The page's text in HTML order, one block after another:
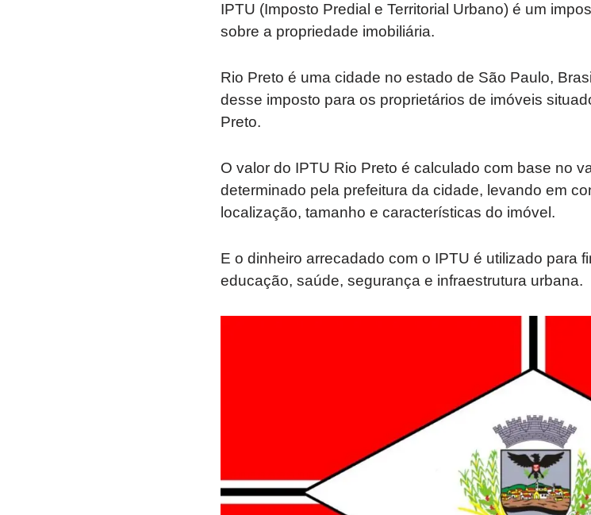
IPTU (Imposto Predial e Territorial Urbano) é um
sobre a propriedade imobiliária.
Rio Preto é uma cidade no estado de São Paulo,
desse imposto para os proprietários de imóveis
Preto.
O valor do IPTU Rio Preto é calculado com base no
determinado pela prefeitura da cidade, levando em
localização, tamanho e características do imóvel.
E o dinheiro arrecadado com o IPTU é utilizado para
educação, saúde, segurança e infraestrutura urbana.